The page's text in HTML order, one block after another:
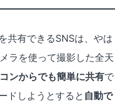
共有できるSNSは、やは
ラを使って撮影した全天
ンからでも簡単に共有で
ドしようとすると 自動で